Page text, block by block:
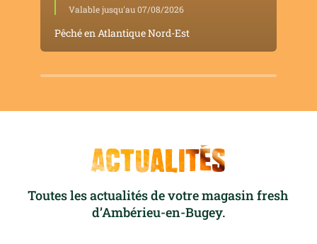
Valable jusqu'au 07/08/2026
Pêché en Atlantique Nord-Est
Actualités
Toutes les actualités de votre magasin fresh
d’Ambérieu-en-Bugey.